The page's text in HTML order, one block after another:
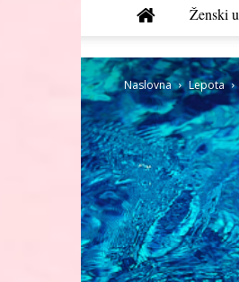
Ženski
Naslovna Lepota